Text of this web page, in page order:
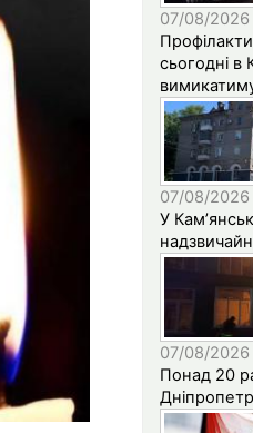
07/08/2026
сьогодні в
07/08/2026
У
07/08/2026
Понад 20